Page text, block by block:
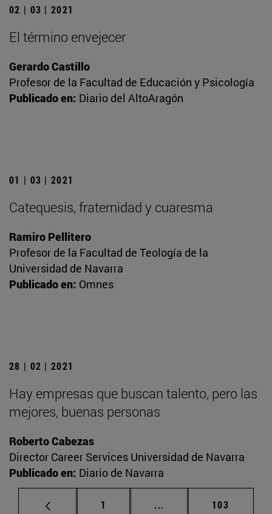
02 | 03 | 2021
El término envejecer
Gerardo Castillo
Profesor de la Facultad de Educación y Psicología
Publicado en: Diario del AltoAragón
01 | 03 | 2021
Catequesis, fraternidad y cuaresma
Ramiro Pellitero
Profesor de la Facultad de Teología de la
Universidad de Navarra
Publicado en: Omnes
28 | 02 | 2021
Hay empresas que buscan talento, pero las
mejores, buenas personas
Roberto Cabezas
Director Career Services Universidad de Navarra
Publicado en: Diario de Navarra
Página
1 ... Páginas intermedias
Página
103